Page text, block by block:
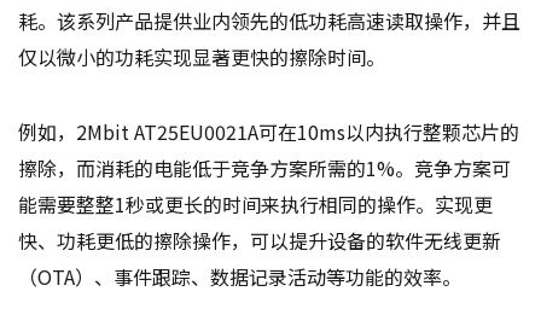
耗。该系列产品提供业内领先的低功耗高速读取操作，并且
仅以微小的功耗实现显著更快的擦除时间。
例如，2Mbit AT25EU0021A可在10ms以内执行整颗芯片的
擦除，而消耗的电能低于竞争方案所需的1%。竞争方案可
能需要整整1秒或更长的时间来执行相同的操作。实现更
快、功耗更低的擦除操作，可以提升设备的软件无线更新
（OTA）、事件跟踪、数据记录活动等功能的效率。